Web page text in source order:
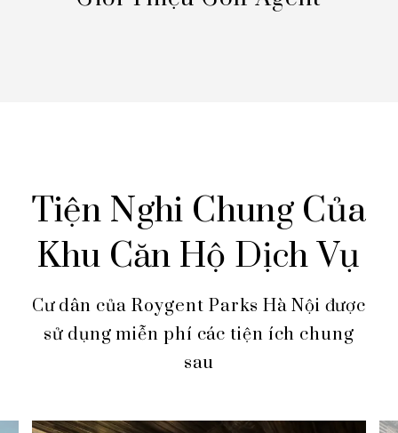
Tiện Nghi Chung Của
Khu Căn Hộ Dịch Vụ
Cư dân của Roygent Parks Hà Nội được
sử dụng miễn phí các tiện ích chung
sau